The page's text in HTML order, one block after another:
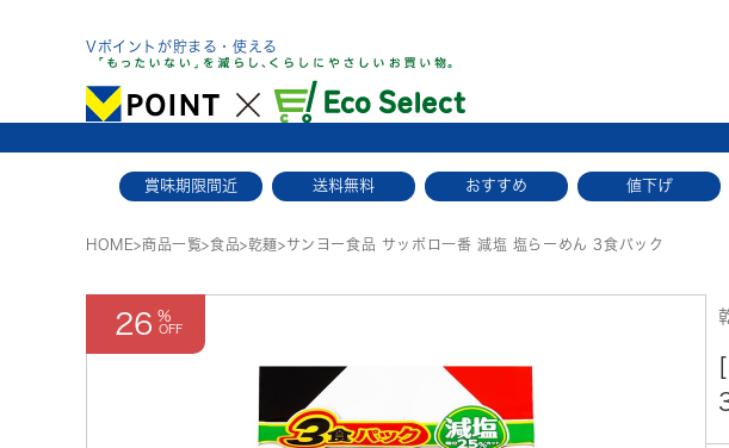
Vポイントが貯まる・使える
賞味期限間近 送料無料 おすすめ 値下げ
HOME>商品一覧>食品>乾麺>サンヨー食品 サッポロ一番 減塩 塩らーめん 3食パック
26